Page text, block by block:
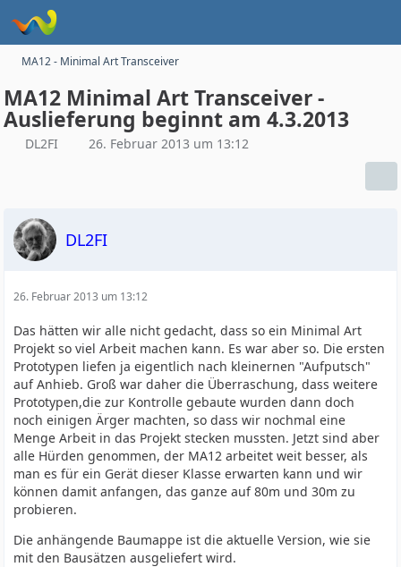
MA12 - Minimal Art Transceiver
MA12 Minimal Art Transceiver -
Auslieferung beginnt am 4.3.2013
DL2FI 26. Februar 2013 um 13:12
DL2FI
26. Februar 2013 um 13:12
Das hätten wir alle nicht gedacht, dass so ein Minimal Art
Projekt so viel Arbeit machen kann. Es war aber so. Die ersten
Prototypen liefen ja eigentlich nach kleinernen "Aufputsch"
auf Anhieb. Groß war daher die Überraschung, dass weitere
Prototypen,die zur Kontrolle gebaute wurden dann doch
noch einigen Ärger machten, so dass wir nochmal eine
Menge Arbeit in das Projekt stecken mussten. Jetzt sind aber
alle Hürden genommen, der MA12 arbeitet weit besser, als
man es für ein Gerät dieser Klasse erwarten kann und wir
können damit anfangen, das ganze auf 80m und 30m zu
probieren.
Die anhängende Baumappe ist die aktuelle Version, wie sie
mit den Bausätzen ausgeliefert wird.